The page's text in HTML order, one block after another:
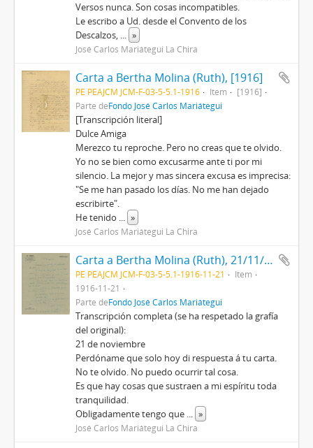
Versos nunca. Son cosas incompatibles.
Le escribo a Ud. desde el Convento de los
Descalzos, ... »
José Carlos Mariátegui La Chira
Carta a Bertha Molina (Ruth), [1916]
PE PEAJCM JCM-F-03-5-5.1-1916 Item
[1916]
Parte deFondo José Carlos Mariátegui
[Transcripción literal]
Dulce Amiga
Merezco tu reproche. Pero no creas que te olvido.
Yo no se bien como excusarme ante ti por mi
silencio. La mejor y mas sincera excusa es imprecisa:
"Se me han pasado los días. No me han dejado
escribirte".
He tenido ... »
José Carlos Mariátegui La Chira
Carta a Bertha Molina (Ruth), 21/11/1916
PE PEAJCM JCM-F-03-5-5.1-1916-11-21
Item
1916-11-21
Parte deFondo José Carlos Mariátegui
Transcripción completa (se ha respetado la grafía
del original):
21 de noviembre
Perdóname que solo hoy di respuesta á tu carta.
No te olvido. No puedo ocurrir tal cosa.
Es que hay cosas que sustraen a mi espíritu toda
tranquilidad.
Obligadamente tengo que ... »
José Carlos Mariátegui La Chira